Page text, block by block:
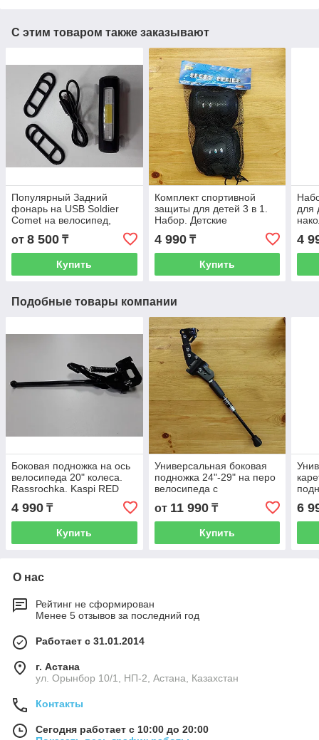
С этим товаром также заказывают
Популярный Задний
фонарь на USB Soldier
Comet на велосипед,
фонарик назад.
Велофара задняя.
от 8 500 ₸
Купить
Комплект спортивной
защиты для детей 3 в 1.
Набор. Детские
нарукавники, налокотники.
Черные.
4 990₸
Купить
для
4
Подобные товары компании
Боковая подножка на ось
велосипеда 20" колеса.
Rassrochka. Kaspi RED
4 990 ₸
Купить
Универсальная боковая
подножка 24"-29" на перо
велосипеда с
креплением. Немецкий
бренд.
от 11 990₸
Купить
RED
6
О нас
Рейтинг не сформирован
Менее 5 отзывов за последний год
Работает с 31.01.2014
г. Астана
ул. Орынбор 10/1, НП-2, Астана, Казахстан
Контакты
Сегодня работает с 10:00 до 20:00